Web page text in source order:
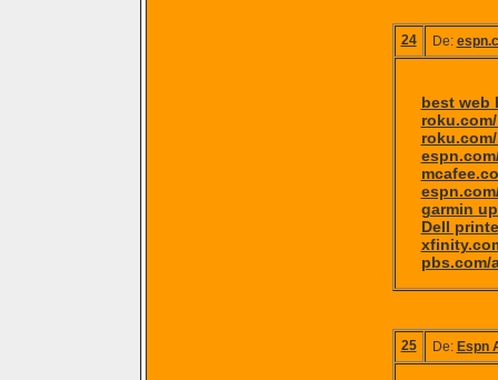
24 De:
best web
garmin
Dell
pbs.com/
25 De: Espn